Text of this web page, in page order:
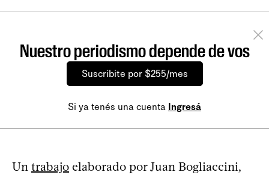
Nuestro periodismo depende de vos
Suscribite por $255/mes
Si ya tenés una cuenta Ingresá
Un trabajo elaborado por Juan Bogliaccini,